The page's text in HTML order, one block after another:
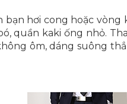
hơi cong hoặc vòng
quần kaki ống nhỏ.
ôm, dáng suông